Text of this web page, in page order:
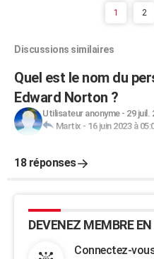
1 2
Discussions similaires
Quel est le nom du
Edward Norton ?
Utilisateur anonyme- 29 juil.
Martix - 16 juin 2023 à
18 réponses
DEVENEZ MEMBRE
Connectez-